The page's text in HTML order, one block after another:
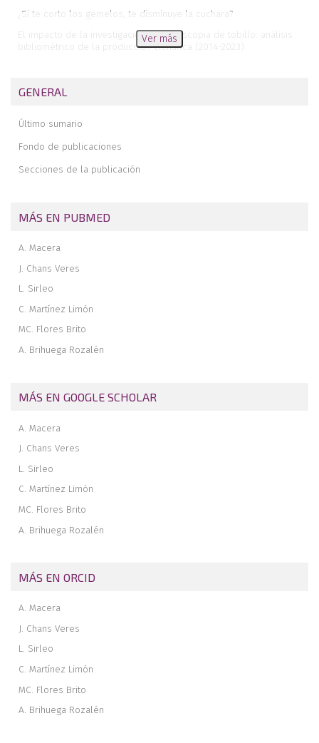
¿Si te corto los gemelos, te disminuye la cuchara?
El impacto de la investigación en artroscopia de tobillo: análisis
bibliométrico de la producción científica (2014-2023)
Memoria de la Beca Paragon de estancia corta en el extranjero
Chicago
Revista de revistas
Ver más
GENERAL
Último sumario
Fondo de publicaciones
Secciones de la publicación
MÁS EN PUBMED
A. Macera
J. Chans Veres
L. Sirleo
C. Martínez Limón
MC. Flores Brito
A. Brihuega Rozalén
MÁS EN GOOGLE SCHOLAR
A. Macera
J. Chans Veres
L. Sirleo
C. Martínez Limón
MC. Flores Brito
A. Brihuega Rozalén
MÁS EN ORCID
A. Macera
J. Chans Veres
L. Sirleo
C. Martínez Limón
MC. Flores Brito
A. Brihuega Rozalén